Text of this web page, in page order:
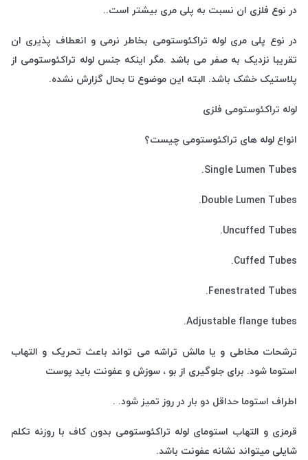
در نوع فلزی ان نسبت به پلی مری بیشتر است..
در نوع پلی مری لوله تراکئوستومی بخاطر نرمی و انعطاف پذیری ان
تقریبا نزدیک به صفر می باشد .مگر اینکه جنس لوله تراکئوستومی از
پلاستیک خشک باشد. البته این موضوع تا بحال گزارش نشده.
لوله تراکئوستومی فلزی
انواع لوله های تراکئوستومی چیست؟
Single Lumen Tubes.
Double Lumen Tubes.
Uncuffed Tubes.
Cuffed Tubes.
Fenestrated Tubes.
Adjustable flange tubes.
ترشحات مخاطی و یا مالش تراشه می تواند باعث تحریک و التهاب
استوما شود. برای جلوگیری از بو ، سوزش و عفونت باید پوست
اطراف استوما حداقل دو بار در روز تمیز شود. .
قرمزی و التهاب استومای لوله تراکئوستومی بدون کاف با روزنه تکلم
شایلی میتواند نشانه عفونت باشد.